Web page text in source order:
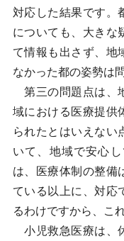
対応した結果です。
についても、大きな
て情報も出さず、地
なかった都の姿勢は
第三の問題点は、
域における医療提供
られたとはいえない
いて、地域で安心
は、医療体制の整備
ている以上に、対応
るわけですから、こ
小児救急医療は、